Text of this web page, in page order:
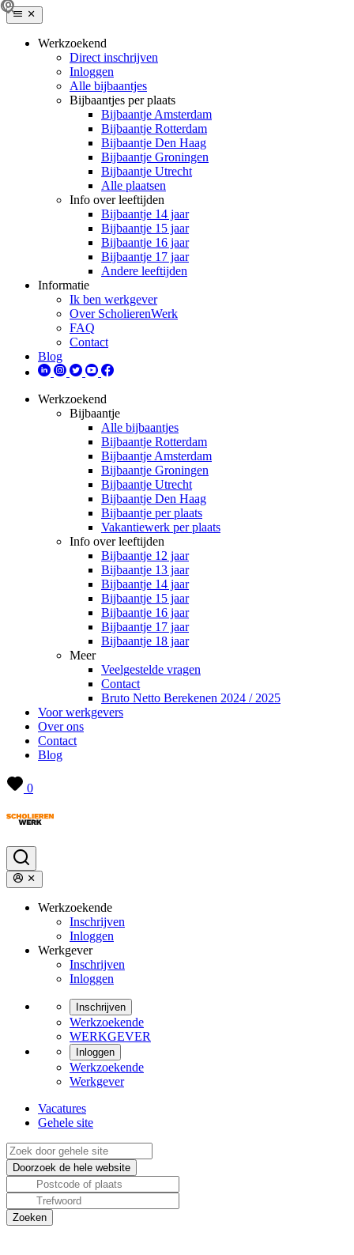
Werkzoekend
Direct inschrijven
Inloggen
Alle bijbaantjes
Bijbaantjes per plaats
Bijbaantje Amsterdam
Bijbaantje Rotterdam
Bijbaantje Den Haag
Bijbaantje Groningen
Bijbaantje Utrecht
Alle plaatsen
Info over leeftijden
Bijbaantje 14 jaar
Bijbaantje 15 jaar
Bijbaantje 16 jaar
Bijbaantje 17 jaar
Andere leeftijden
Informatie
Ik ben werkgever
Over ScholierenWerk
FAQ
Contact
Blog
Werkzoekend
Bijbaantje
Alle bijbaantjes
Bijbaantje Rotterdam
Bijbaantje Amsterdam
Bijbaantje Groningen
Bijbaantje Utrecht
Bijbaantje Den Haag
Bijbaantje per plaats
Vakantiewerk per plaats
Info over leeftijden
Bijbaantje 12 jaar
Bijbaantje 13 jaar
Bijbaantje 14 jaar
Bijbaantje 15 jaar
Bijbaantje 16 jaar
Bijbaantje 17 jaar
Bijbaantje 18 jaar
Meer
Veelgestelde vragen
Contact
Bruto Netto Berekenen 2024 / 2025
Voor werkgevers
Over ons
Contact
Blog
0
Werkzoekende
Inschrijven
Inloggen
Werkgever
Inschrijven
Inloggen
Inschrijven
Werkzoekende
WERKGEVER
Inloggen
Werkzoekende
Werkgever
Vacatures
Gehele site